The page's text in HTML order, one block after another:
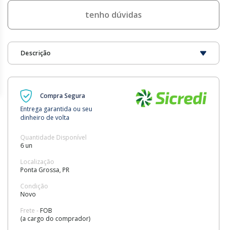
tenho dúvidas
Descrição
Compra Segura
Entrega garantida ou seu
dinheiro de volta
Quantidade Disponível
6 un
Localização
Ponta Grossa, PR
Condição
Novo
Frete - FOB
(a cargo do comprador)